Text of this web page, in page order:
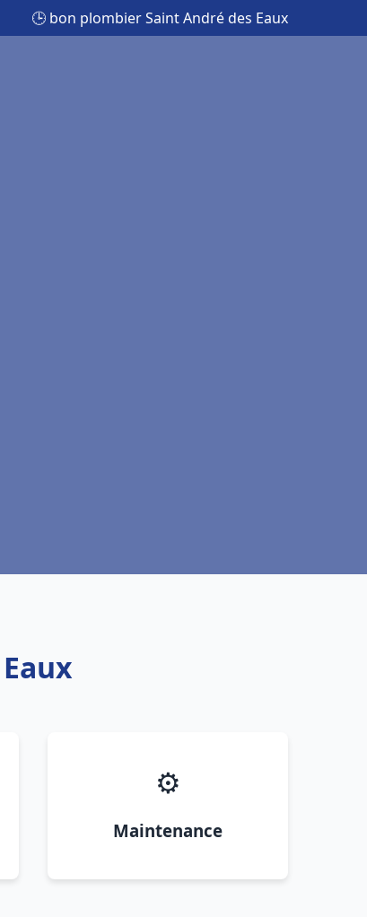
🕒 bon plombier Saint André des Eaux
⚙️
Maintenance